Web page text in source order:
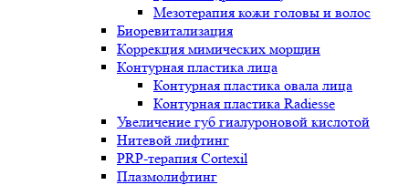
Мезотерапия кожи головы и волос
Биоревитализация
Коррекция мимических морщин
Контурная пластика лица
Контурная пластика овала лица
Контурная пластика Radiesse
Увеличение губ гиалуроновой кислотой
Нитевой лифтинг
PRP-терапия Cortexil
Плазмолифтинг